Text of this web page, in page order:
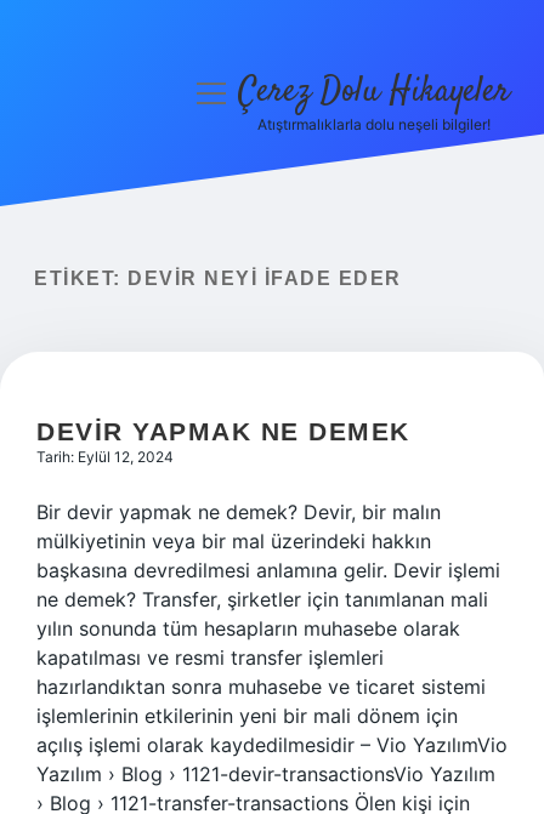
Yasal Uyarı
menüyüÇerez Dolu Hikayeler
Atıştırmalıklarla dolu neşeli bilgiler!
ETIKET: DEVIR NEYI IFADE EDER
DEVIR YAPMAK NE DEMEK
Tarih: Eylül 12, 2024
Bir devir yapmak ne demek? Devir, bir malın
mülkiyetinin veya bir mal üzerindeki hakkın
başkasına devredilmesi anlamına gelir. Devir işlemi
ne demek? Transfer, şirketler için tanımlanan mali
yılın sonunda tüm hesapların muhasebe olarak
kapatılması ve resmi transfer işlemleri
hazırlandıktan sonra muhasebe ve ticaret sistemi
işlemlerinin etkilerinin yeni bir mali dönem için
açılış işlemi olarak kaydedilmesidir – Vio YazılımVio
Yazılım › Blog › 1121-devir-transactionsVio Yazılım
› Blog › 1121-transfer-transactions Ölen kişi için